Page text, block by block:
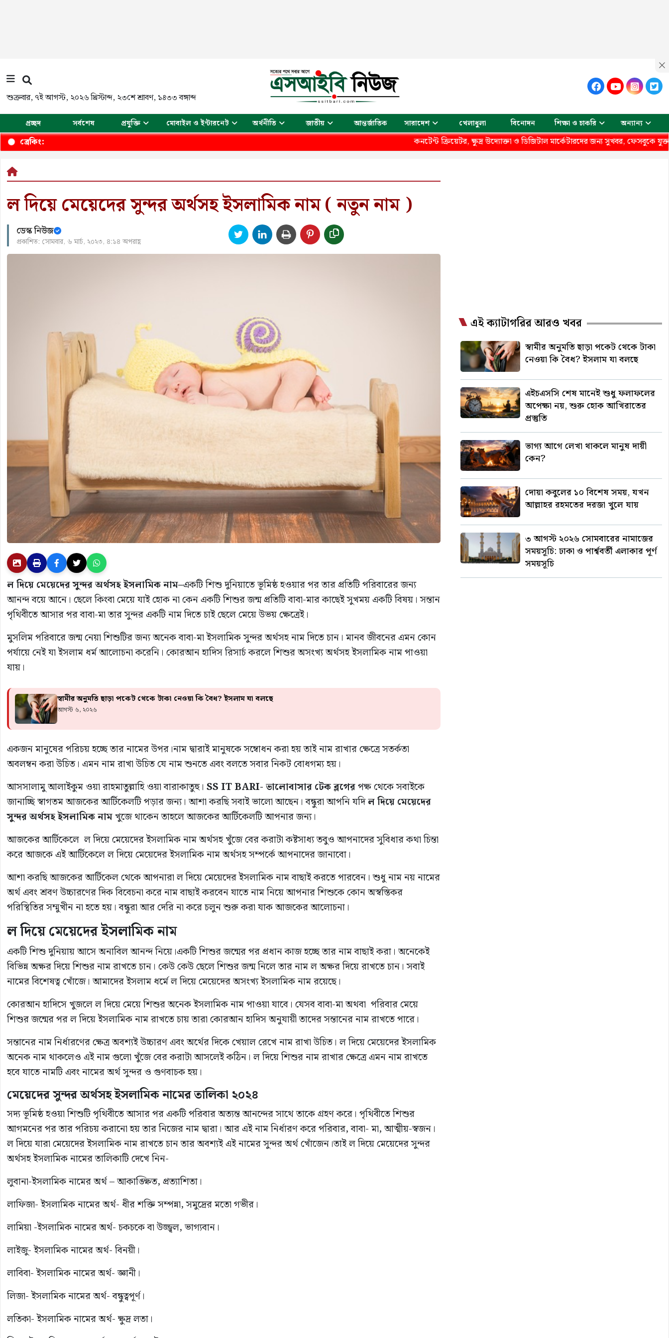
শুক্রবার,৭ই আগস্ট, ২০২৬ খ্রিস্টাব্দ,২৩শে শ্রাবণ, ১৪৩৩ বঙ্গাব্দ
প্রচ্ছদ সর্বশেষ প্রযুক্তি মোবাইল ও ইন্টারনেট অর্থনীতি জাতীয় আন্তর্জাতিক সারাদেশ খেলাধুলা বিনোদন শিক্ষা ও চাকরি অন্যান্য
ব্রেকিং: কনটেন্ট ক্রিয়েটর, ক্ষুদ্র উদ্যোক্তা ও ডিজিটাল মার্কেটারদের জন্য সুখবর, ফেসবুকে যুক্ত হচ্ছে বিকাশ
ল দিয়ে মেয়েদের সুন্দর অর্থসহ ইসলামিক নাম ( নতুন নাম )
ডেস্ক নিউজ
প্রকাশিত: সোমবার, ৬ মার্চ, ২০২৩, ৪:১৪ অপরাহ্ণ
লদিয়েমেয়েদেরসুন্দরঅর্থসহইসলামিকনাম–একটি শিশু দুনিয়াতে ভূমিষ্ঠ হওয়ার পর তার প্রতিটি পরিবারের জন্য
আনন্দ বয়ে আনে। ছেলে কিংবা মেয়ে যাই হোক না কেন একটি শিশুর জন্ম প্রতিটি বাবা-মার কাছেই সুখময় একটি বিষয়। সন্তান
পৃথিবীতে আসার পর বাবা-মা তার সুন্দর একটি নাম দিতে চাই ছেলে মেয়ে উভয় ক্ষেত্রেই।
মুসলিম পরিবারে জন্ম নেয়া শিশুটির জন্য অনেক বাবা-মা ইসলামিক সুন্দর অর্থসহ নাম দিতে চান‌। মানব জীবনের এমন কোন
পর্যায়ে নেই যা ইসলাম ধর্ম আলোচনা করেনি। কোরআন হাদিস রিসার্চ করলে শিশুর অসংখ্য অর্থসহ ইসলামিক নাম পাওয়া
যায়।
স্বামীর অনুমতি ছাড়া পকেট থেকে টাকা নেওয়া কি বৈধ? ইসলাম যা বলছে
আগস্ট ৬, ২০২৬
একজন মানুষের পরিচয় হচ্ছে তার নামের উপর।নাম দ্বারাই মানুষকে সম্বোধন করা হয় তাই নাম রাখার ক্ষেত্রে সতর্কতা
অবলম্বন করা উচিত। এমন নাম রাখা উচিত যে নাম শুনতে এবং বলতে সবার নিকট বোধগম্য হয়।
আসসালামু আলাইকুম ওয়া রাহমাতুল্লাহি ওয়া বারাকাতুহু। SS IT BARI-ভালোবাসারটেকব্লগেরপক্ষ থেকে সবাইকে
জানাচ্ছি স্বাগতম আজকের আর্টিকেলটি পড়ার জন্য। আশা করছি সবাই ভালো আছেন। বন্ধুরা আপনি যদিলদিয়েমেয়েদের
সুন্দরঅর্থসহইসলামিকনামখুজে থাকেন তাহলে আজকের আর্টিকেলটি আপনার জন্য।
আজকের আর্টিকেলে ল দিয়ে মেয়েদের ইসলামিক নাম অর্থসহ খুঁজে বের করাটা কষ্টসাধ্য তবুও আপনাদের সুবিধার কথা চিন্তা
করে আজকে এই আর্টিকেলে ল দিয়ে মেয়েদের ইসলামিক নাম অর্থসহ সম্পর্কে আপনাদের জানাবো।
আশা করছি আজকের আর্টিকেল থেকে আপনারা ল দিয়ে মেয়েদের ইসলামিক নাম বাছাই করতে পারবেন। শুধু নাম নয় নামের
অর্থ এবং শ্রবণ উচ্চারণের দিক বিবেচনা করে নাম বাছাই করবেন যাতে নাম নিয়ে আপনার শিশুকে কোন অস্বস্তিকর
পরিস্থিতির সম্মুখীন না হতে হয়। বন্ধুরা আর দেরি না করে চলুন শুরু করা যাক আজকের আলোচনা।
লদিয়েমেয়েদেরইসলামিকনাম
একটি শিশু দুনিয়ায় আসে অনাবিল আনন্দ নিয়ে।একটি শিশুর জন্মের পর প্রধান কাজ হচ্ছে তার নাম বাছাই করা। অনেকেই
বিভিন্ন অক্ষর দিয়ে শিশুর নাম রাখতে চান। কেউ কেউ ছেলে শিশুর জন্ম নিলে তার নাম ল অক্ষর দিয়ে রাখতে চান। সবাই
নামের বিশেষত্ব খোঁজে। আমাদের ইসলাম ধর্মে ল দিয়ে মেয়েদের অসংখ্য ইসলামিক নাম রয়েছে।
কোরআন হাদিসে খুজলে ল দিয়ে মেয়ে শিশুর অনেক ইসলামিক নাম পাওয়া যাবে। যেসব বাবা-মা অথবা পরিবার মেয়ে
শিশুর জন্মের পর ল দিয়ে ইসলামিক নাম রাখতে চায় তারা কোরআন হাদিস অনুযায়ী তাদের সন্তানের নাম রাখতে পারে।
সন্তানের নাম নির্ধারণের ক্ষেত্র অবশ্যই উচ্চারণ এবং অর্থের দিকে খেয়াল রেখে নাম রাখা উচিত। ল দিয়ে মেয়েদের ইসলামিক
অনেক নাম থাকলেও এই নাম গুলো খুঁজে বের করাটা আসলেই কঠিন। ল দিয়ে শিশুর নাম রাখার ক্ষেত্রে এমন নাম রাখতে
হবে যাতে নামটি এবং নামের অর্থ সুন্দর ও গুণবাচক হয়।
মেয়েদেরসুন্দরঅর্থসহইসলামিকনামেরতালিকা ২০২৪
সদ্য ভূমিষ্ঠ হওয়া শিশুটি পৃথিবীতে আসার পর একটি পরিবার অত্যন্ত আনন্দের সাথে তাকে গ্রহণ করে। পৃথিবীতে শিশুর
আগমনের পর তার পরিচয় করানো হয় তার নিজের নাম দ্বারা। আর এই নাম নির্ধারণ করে পরিবার, বাবা- মা, আত্মীয়-স্বজন।
ল দিয়ে যারা মেয়েদের ইসলামিক নাম রাখতে চান তার অবশ্যই এই নামের সুন্দর অর্থ খোঁজেন।তাই ল দিয়ে মেয়েদের সুন্দর
অর্থসহ ইসলামিক নামের তালিকাটি দেখে নিন-
লুবানা-ইসলামিক নামের অর্থ – আকাঙ্ক্ষিত, প্রত্যাশিতা।
লাফিজা- ইসলামিক নামের অর্থ- ধীর শক্তি সম্পন্না, সমুদ্রের মতো গভীর।
লামিয়া -ইসলামিক নামের অর্থ- চকচকে বা উজ্জ্বল, ভাগ্যবান।
লাইজু- ইসলামিক নামের অর্থ- বিনয়ী।
লাবিবা- ইসলামিক নামের অর্থ- জ্ঞানী।
লিজা- ইসলামিক নামের অর্থ- বন্ধুত্বপূর্ণ।
লতিকা- ইসলামিক নামের অর্থ- ক্ষুদ্র লতা।
এই ক্যাটাগরির আরও খবর
স্বামীর অনুমতি ছাড়া পকেট থেকে টাকা
নেওয়া কি বৈধ? ইসলাম যা বলছে
এইচএসসি শেষ মানেই শুধু ফলাফলের
অপেক্ষা নয়, শুরু হোক আখিরাতের
প্রস্তুতি
ভাগ্য আগে লেখা থাকলে মানুষ দায়ী
কেন?
দোয়া কবুলের ১০ বিশেষ সময়, যখন
আল্লাহর রহমতের দরজা খুলে যায়
৩ আগস্ট ২০২৬ সোমবারের নামাজের
সময়সূচি: ঢাকা ও পার্শ্ববর্তী এলাকার পূর্ণ
সময়সূচি